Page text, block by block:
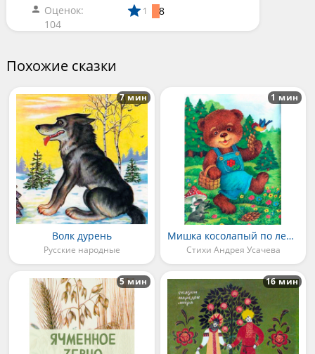
Оценок:
104
1 8
Похожие сказки
Волк дурень
Русские народные
7 мин
Мишка косолапый по лесу идёт
Стихи Андрея Усачева
1 мин
5 мин 16 мин